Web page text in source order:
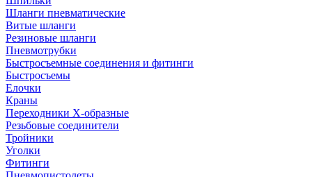
Шланги пневматические
Витые шланги
Резиновые шланги
Пневмотрубки
Быстросъемные соединения и фитинги
Быстросъемы
Елочки
Краны
Переходники Х-образные
Резьбовые соединители
Тройники
Уголки
Фитинги